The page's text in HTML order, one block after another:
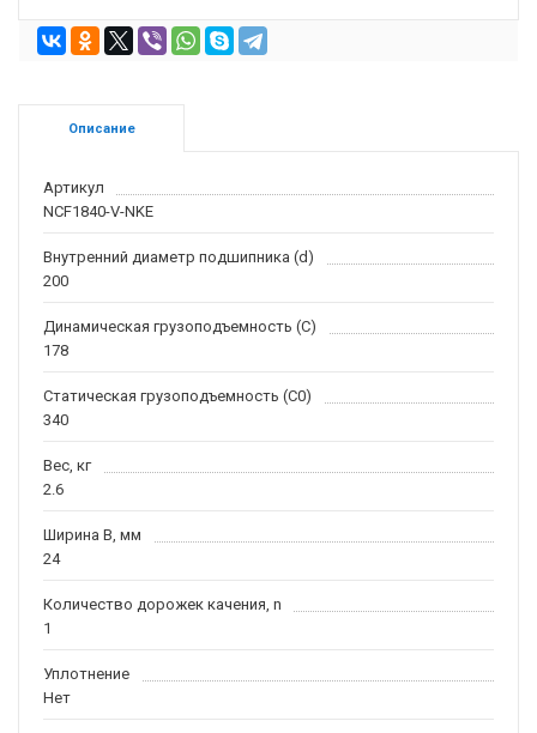
Описание
Артикул
NCF1840-V-NKE
Внутренний диаметр подшипника (d)
200
Динамическая грузоподъемность (C)
178
Статическая грузоподъемность (C0)
340
Вес, кг
2.6
Ширина B, мм
24
Количество дорожек качения, n
1
Уплотнение
Нет